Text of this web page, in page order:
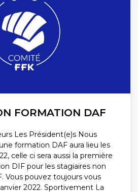
FORMATION DAF
Les Président(e)s Nous
formation DAF aura lieu les
celle ci sera aussi la première
DIF pour les stagiaires non
Vous pouvez toujours vous
2022. Sportivement La